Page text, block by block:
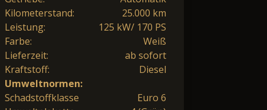
Kilometerstand:
25.000 km
Leistung:
125 kW/ 170 PS
Farbe:
Weiß
Lieferzeit:
ab sofort
Kraftstoff:
Diesel
Umweltnormen:
Schadstoffklasse
Euro 6